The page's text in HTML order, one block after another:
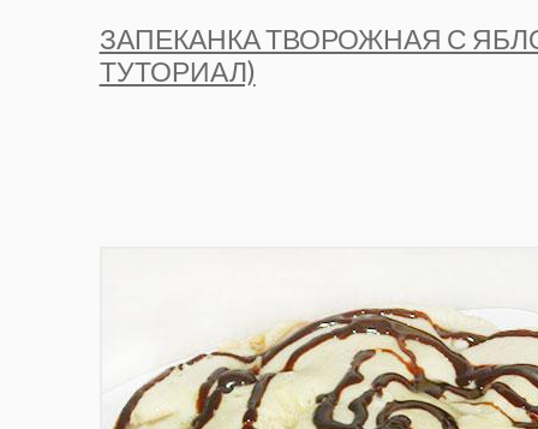
ЗАПЕКАНКА ТВОРОЖНАЯ С
ТУТОРИАЛ)